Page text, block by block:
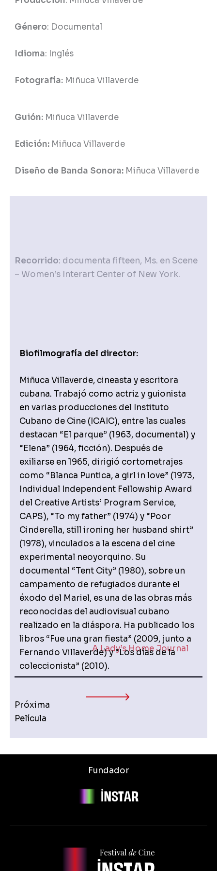
Género: Documental
Idioma: Inglés
Fotografía: Miñuca Villaverde
Guión: Miñuca Villaverde
Edición: Miñuca Villaverde
Diseño de Banda Sonora: Miñuca Villaverde
Recorrido: documenta fifteen, Ms. en Scene
– Women’s Interart Center of New York.
Biofilmografía del director:
Miñuca Villaverde, cineasta y escritora
cubana. Trabajó como actriz y guionista
en varias producciones del Instituto
Cubano de Cine (ICAIC), entre las cuales
destacan “El parque” (1963, documental) y
“Elena” (1964, ficción). Después de
exiliarse en 1965, dirigió cortometrajes
como “Blanca Puntica, a girl in love” (1973,
Individual Independent Fellowship Award
del Creative Artists’ Program Service,
CAPS), “To my father” (1974) y “Poor
Cinderella, still ironing her husband shirt”
(1978), vinculados a la escena del cine
experimental neoyorquino. Su
documental “Tent City” (1980), sobre un
campamento de refugiados durante el
éxodo del Mariel, es una de las obras más
reconocidas del audiovisual cubano
realizado en la diáspora. Ha publicado los
libros “Fue una gran fiesta” (2009, junto a
Fernando Villaverde) y “Los días de la
coleccionista” (2010).
Próxima
Película
A Lady’s Home Journal
Fundador